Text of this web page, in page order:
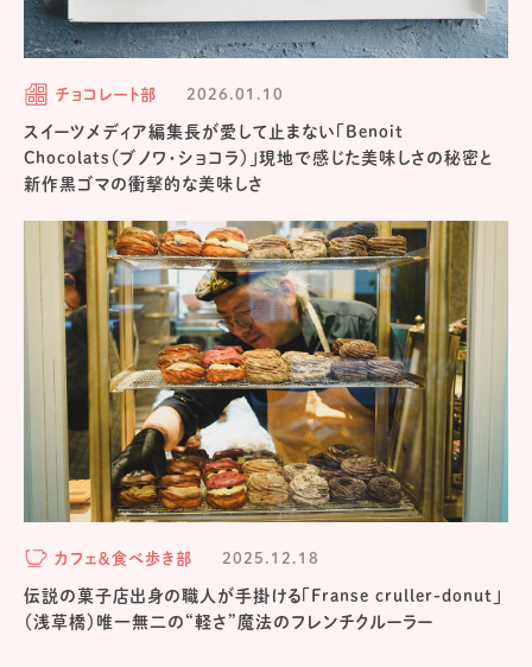
チョコレート部 2026.01.10
スイーツメディア編集長が愛して止まない「Benoit
Chocolats（ブノワ・ショコラ）」現地で感じた美味しさの秘密と
新作黒ゴマの衝撃的な美味しさ
カフェ＆食べ歩き部 2025.12.18
伝説の菓子店出身の職人が手掛ける「Franse cruller-donut」
（浅草橋）唯一無二の“軽さ”魔法のフレンチクルーラー